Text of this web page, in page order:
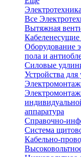
Электротехника
Все
Вытяжная
Оборудование
пола и
Силовые
Устройства
аппаратура
Справочно-
Система
Кабельно-